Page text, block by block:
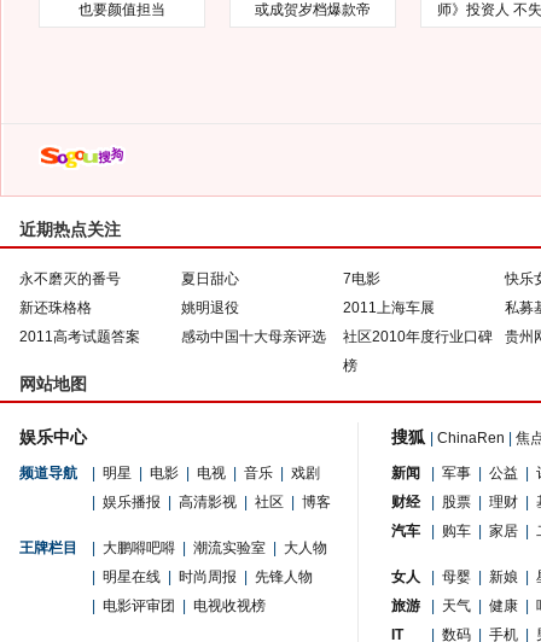
也要颜值担当
或成贺岁档爆款帝
师》投资人 不
近期热点关注
永不磨灭的番号 夏日甜心 7电影
快乐
新还珠格格
姚明退役 2011上海车展
私募
2011高考试题答案
感动中国十大母亲评选
社区2010年度行业口碑
榜
贵州
网站地图
娱乐中心
频道导航 明星 电影 电视 音乐
戏剧
娱乐播报 高清影视 社区 博客
王牌栏目 大鹏嘚吧嘚 潮流实验室
大人物
明星在线 时尚周报
先锋人物
电影评审团 电视收视榜
搜狐 ChinaRen 焦
新闻 军事 公益
财经
股票 理财
汽车
购车 家居
女人 母婴 新娘
旅游
天气 健康
IT
数码 手机